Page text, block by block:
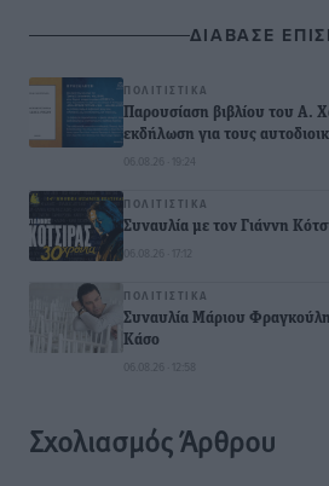
ΔΙΑΒΑΣΕ
ΠΟΛΙΤΙΣΤΙΚΆ
Παρουσίαση βιβλίου του Α.
εκδήλωση για τους
06.08.26 · 19:24
ΠΟΛΙΤΙΣΤΙΚΆ
Συναυλία με τον Γιάννη
06.08.26 · 17:12
ΠΟΛΙΤΙΣΤΙΚΆ
Συναυλία Μάριου
Κάσο
Σχολιασμός Άρθρου